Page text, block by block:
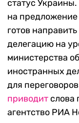
статус Украины.
на
готов
делегацию на
министерства
иностранных
для
приводит слова
агентство РИА